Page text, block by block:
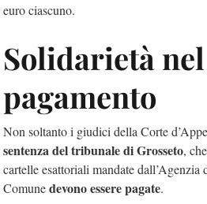
euro ciascuno.
Solidarietà nel
pagamento
Non soltanto i giudici della Corte
sentenza del tribunale di Grosseto,
cartelle esattoriali mandate dall’Agenzia
Comunedevono essere pagate.